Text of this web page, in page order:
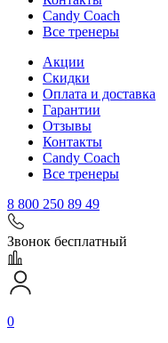
Candy Coach
Все тренеры
Акции
Скидки
Оплата и доставка
Гарантии
Отзывы
Контакты
Candy Coach
Все тренеры
8 800 250 89 49
Звонок бесплатный
0